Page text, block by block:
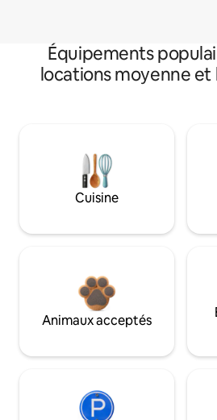
Équipements
locations moyenne
Cuisine
Animaux acceptés